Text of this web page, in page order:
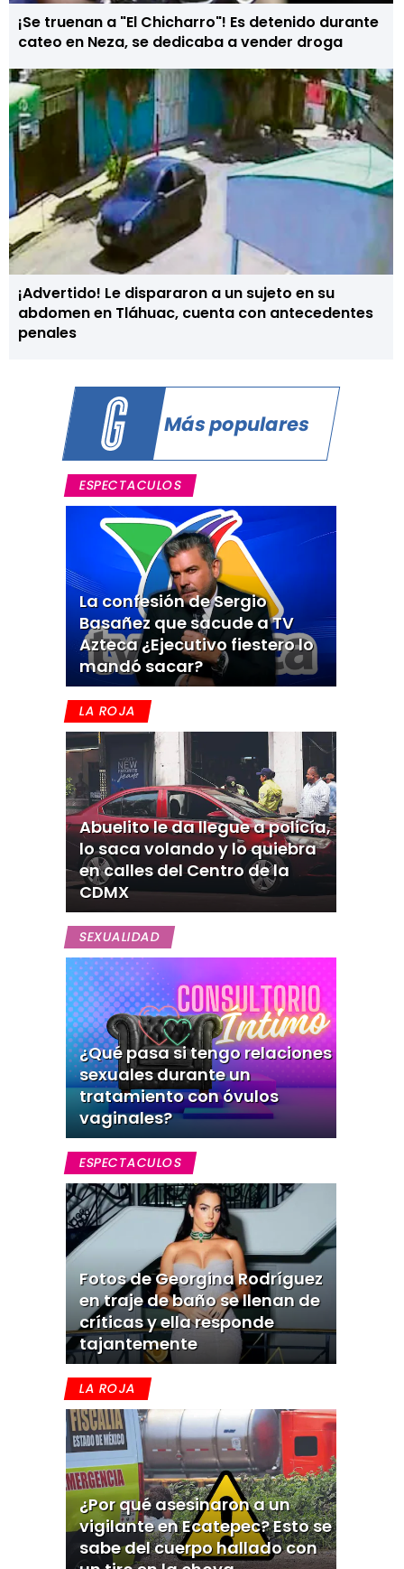
¡Se truenan a "El Chicharro"! Es detenido durante
cateo en Neza, se dedicaba a vender droga
¡Advertido! Le dispararon a un sujeto en su
abdomen en Tláhuac, cuenta con antecedentes
penales
Más populares
ESPECTACULOS
La confesión de Sergio
Basañez que sacude a TV
Azteca ¿Ejecutivo fiestero lo
mandó sacar?
LA ROJA
Abuelito le da llegue a policía,
lo saca volando y lo quiebra
en calles del Centro de la
CDMX
SEXUALIDAD
¿Qué pasa si tengo relaciones
sexuales durante un
tratamiento con óvulos
vaginales?
ESPECTACULOS
Fotos de Georgina Rodríguez
en traje de baño se llenan de
críticas y ella responde
tajantemente
LA ROJA
¿Por qué asesinaron a un
vigilante en Ecatepec? Esto se
sabe del cuerpo hallado con